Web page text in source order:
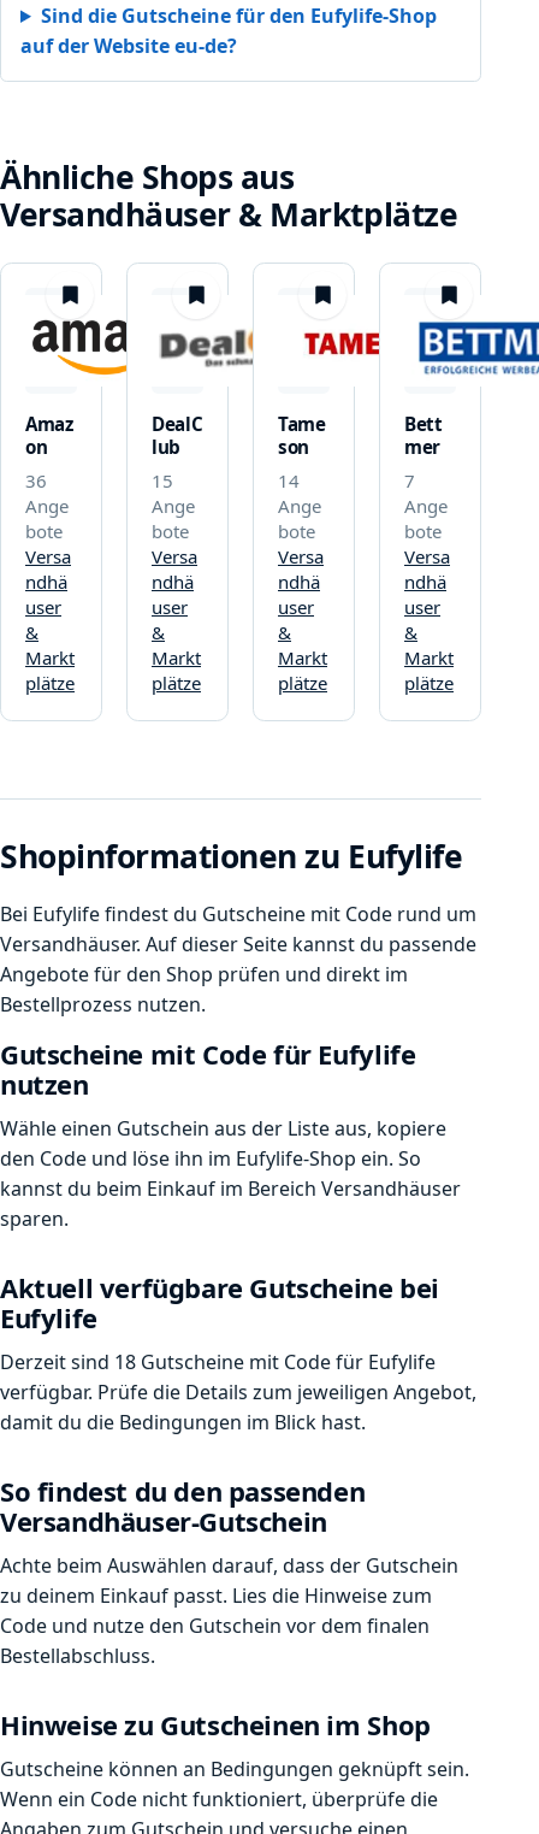
Sind die Gutscheine für den Eufylife-Shop
auf der Website eu-de?
Ähnliche Shops aus
Versandhäuser & Marktplätze
merken
Amaz
on
36
Ange
bote
Versa
ndhä
user
&
Markt
plätze
merken
DealC
lub
15
Ange
bote
Versa
ndhä
user
&
Markt
plätze
merken
Tame
son
14
Ange
bote
Versa
ndhä
user
&
Markt
plätze
merken
Bett
mer
7
Ange
bote
Versa
ndhä
user
&
Markt
plätze
Shopinformationen zu Eufylife
Bei Eufylife findest du Gutscheine mit Code rund um
Versandhäuser. Auf dieser Seite kannst du passende
Angebote für den Shop prüfen und direkt im
Bestellprozess nutzen.
Gutscheine mit Code für Eufylife
nutzen
Wähle einen Gutschein aus der Liste aus, kopiere
den Code und löse ihn im Eufylife-Shop ein. So
kannst du beim Einkauf im Bereich Versandhäuser
sparen.
Aktuell verfügbare Gutscheine bei
Eufylife
Derzeit sind 18 Gutscheine mit Code für Eufylife
verfügbar. Prüfe die Details zum jeweiligen Angebot,
damit du die Bedingungen im Blick hast.
So findest du den passenden
Versandhäuser-Gutschein
Achte beim Auswählen darauf, dass der Gutschein
zu deinem Einkauf passt. Lies die Hinweise zum
Code und nutze den Gutschein vor dem finalen
Bestellabschluss.
Hinweise zu Gutscheinen im Shop
Gutscheine können an Bedingungen geknüpft sein.
Wenn ein Code nicht funktioniert, überprüfe die